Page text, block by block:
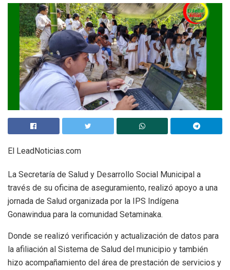
El LeadNoticias.com
La Secretaría de Salud y Desarrollo Social Municipal a
través de su oficina de aseguramiento, realizó apoyo a una
jornada de Salud organizada por la IPS Indígena
Gonawindua para la comunidad Setaminaka.
Donde se realizó verificación y actualización de datos para
la afiliación al Sistema de Salud del municipio y también
hizo acompañamiento del área de prestación de servicios y